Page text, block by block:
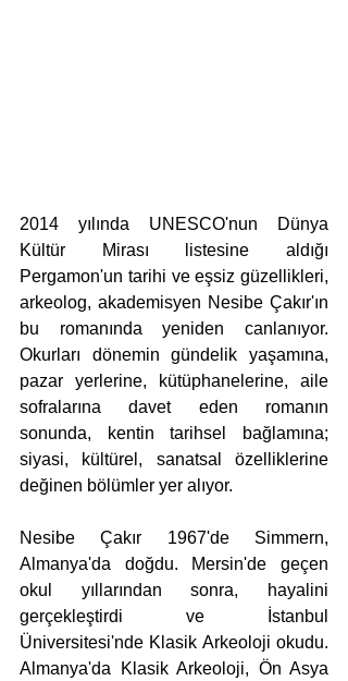
2014 yılında UNESCO'nun Dünya
Kültür Mirası listesine aldığı
Pergamon'un tarihi ve eşsiz güzellikleri,
arkeolog, akademisyen Nesibe Çakır'ın
bu romanında yeniden canlanıyor.
Okurları dönemin gündelik yaşamına,
pazar yerlerine, kütüphanelerine, aile
sofralarına davet eden romanın
sonunda, kentin tarihsel bağlamına;
siyasi, kültürel, sanatsal özelliklerine
değinen bölümler yer alıyor.
Nesibe Çakır 1967'de Simmern,
Almanya'da doğdu. Mersin'de geçen
okul yıllarından sonra, hayalini
gerçekleştirdi ve İstanbul
Üniversitesi'nde Klasik Arkeoloji okudu.
Almanya'da Klasik Arkeoloji, Ön Asya